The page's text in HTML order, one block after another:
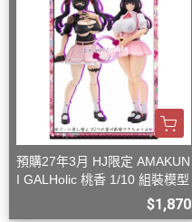
預購27年3月 HJ限定 AMAKUN
I GALHolic 桃香 1/10 組裝模型
$1,870